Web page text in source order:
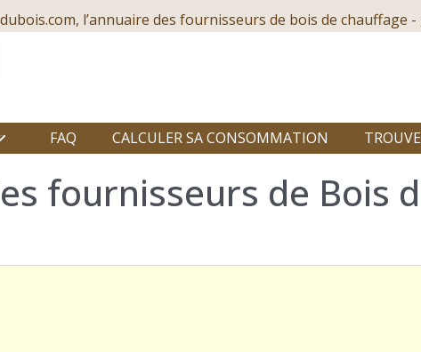
l’annuaire des fournisseurs de bois de chauffage
FAQ CALCULER SA CONSOMMATION
fournisseurs de Bois